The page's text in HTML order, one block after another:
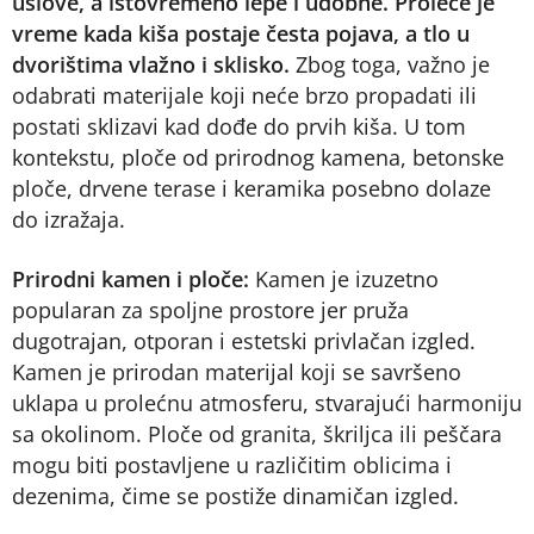
vreme kada kiša postaje česta pojava, a tlo u
dvorištima vlažno i sklisko. Zbog toga, važno je
odabrati materijale koji neće brzo propadati ili
postati sklizavi kad dođe do prvih kiša. U tom
kontekstu, ploče od prirodnog kamena, betonske
ploče, drvene terase i keramika posebno dolaze
do izražaja.
Prirodni kamen i ploče: Kamen je izuzetno
popularan za spoljne prostore jer pruža
dugotrajan, otporan i estetski privlačan izgled.
Kamen je prirodan materijal koji se savršeno
uklapa u prolećnu atmosferu, stvarajući harmoniju
sa okolinom. Ploče od granita, škriljca ili peščara
mogu biti postavljene u različitim oblicima i
dezenima, čime se postiže dinamičan izgled.